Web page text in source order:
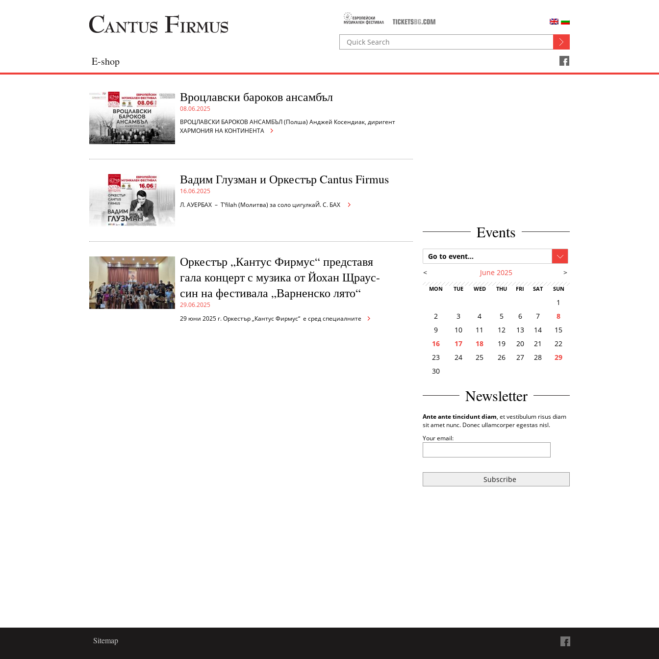
E-shop
Вроцлавски бароков ансамбъл
08.06.2025
ВРОЦЛАВСКИ БАРОКОВ АНСАМБЪЛ (Полша) Анджей Косендиак, диригент
ХАРМОНИЯ НА КОНТИНЕНТА
Вадим Глузман и Оркестър Cantus Firmus
16.06.2025
Л. АУЕРБАХ – T’filah (Молитва) за соло цигулкаЙ. С. БАХ
Оркестър „Кантус Фирмус“ представя
гала концерт с музика от Йохан Щраус-
син на фестивала „Варненско лято“
29.06.2025
29 юни 2025 г. Оркестър „Кантус Фирмус“ е сред специалните
Events
Go to event...
June 2025
MON TUE WED THU FRI SAT SUN
< >
1
2
3 4 5 6 7
8
9
10 11 12 13 14
15
16
17 18 19 20 21
22
23
24 25 26 27 28
29
30
Newsletter
Ante ante tincidunt diam, et vestibulum risus diam
sit amet nunc. Donec ullamcorper egestas nisl.
Your email:
Sitemap